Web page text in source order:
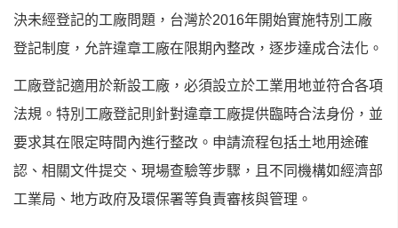
決未經登記的工廠問題，台灣於2016年開始實施特別工廠
登記制度，允許違章工廠在限期內整改，逐步達成合法化。
工廠登記適用於新設工廠，必須設立於工業用地並符合各項
法規。特別工廠登記則針對違章工廠提供臨時合法身份，並
要求其在限定時間內進行整改。申請流程包括土地用途確
認、相關文件提交、現場查驗等步驟，且不同機構如經濟部
工業局、地方政府及環保署等負責審核與管理。